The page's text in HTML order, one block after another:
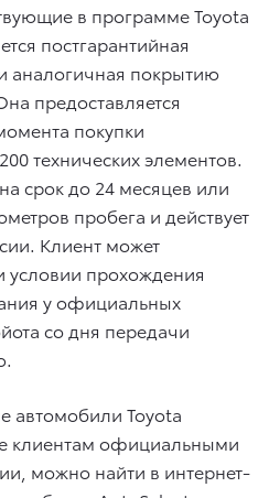
в программе Toyota
постгарантийная
аналогичная покрытию
предоставляется
покупки
технических элементов.
срок до 24 месяцев или
пробега и действует
Клиент может
условии прохождения
у официальных
со дня передачи
автомобили Toyota
клиентам официальными
можно найти в интернет-